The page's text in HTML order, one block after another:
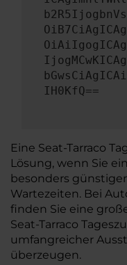
IH0KfQ==
Eine Seat-Tarraco
Lösung, wenn Sie
besonders
Wartezeiten. Bei
finden Sie eine
Seat-Tarraco
umfangreicher
überzeugen.